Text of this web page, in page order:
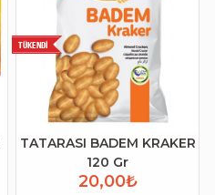
TATARASI BADEM KRAKER
120 Gr
20,00₺